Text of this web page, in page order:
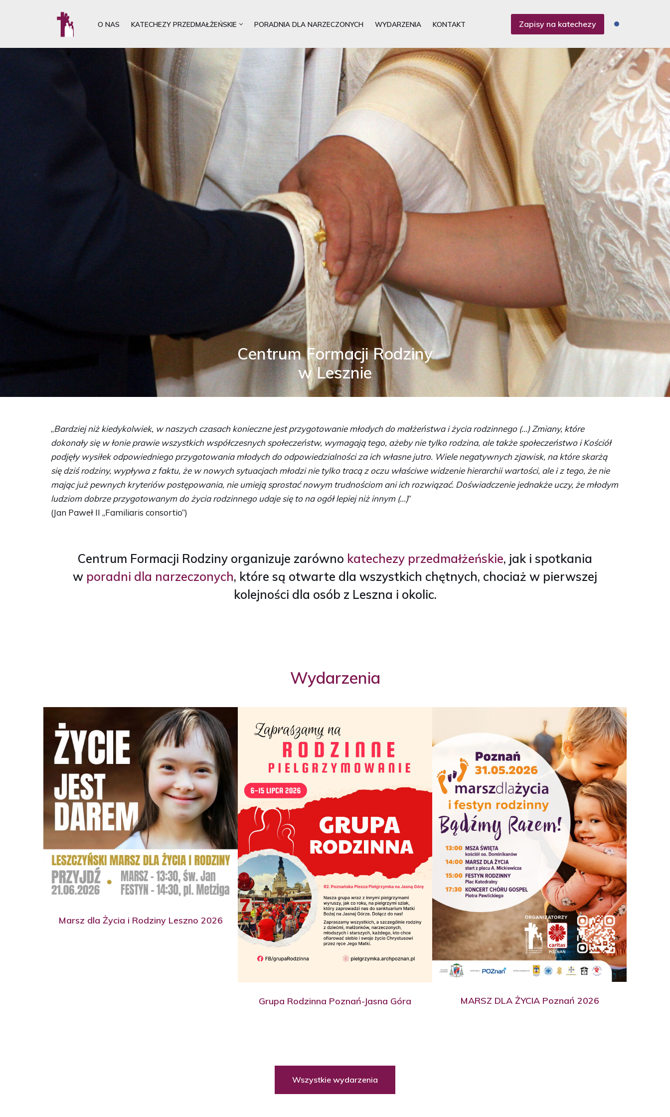
O NAS KATECHEZY PRZEDMAŁŻEŃSKIE PORADNIA DLA NARZECZONYCH WYDARZENIA KONTAKT Zapisy na katechezy
Centrum Formacji Rodziny
w Lesznie
„Bardziej niż kiedykolwiek, w naszych czasach konieczne jest przygotowanie młodych do małżeństwa i życia rodzinnego (…) Zmiany, które
dokonały się w łonie prawie wszystkich współczesnych społeczeństw, wymagają tego, ażeby nie tylko rodzina, ale także społeczeństwo i Kościół
podjęły wysiłek odpowiedniego przygotowania młodych do odpowiedzialności za ich własne jutro. Wiele negatywnych zjawisk, na które skarżą
się dziś rodziny, wypływa z faktu, że w nowych sytuacjach młodzi nie tylko tracą z oczu właściwe widzenie hierarchii wartości, ale i z tego, że nie
mając już pewnych kryteriów postępowania, nie umieją sprostać nowym trudnościom ani ich rozwiązać. Doświadczenie jednakże uczy, że młodym
ludziom dobrze przygotowanym do życia rodzinnego udaje się to na ogół lepiej niż innym (…)”
(Jan Paweł II „Familiaris consortio”)
Centrum Formacji Rodziny organizuje zarówno katechezy przedmałżeńskie, jak i spotkania
w poradni dla narzeczonych, które są otwarte dla wszystkich chętnych, chociaż w pierwszej
kolejności dla osób z Leszna i okolic.
Wydarzenia
Marsz dla Życia i Rodziny Leszno 2026
Grupa Rodzinna Poznań-Jasna Góra MARSZ DLA ŻYCIA Poznań 2026
Wszystkie wydarzenia